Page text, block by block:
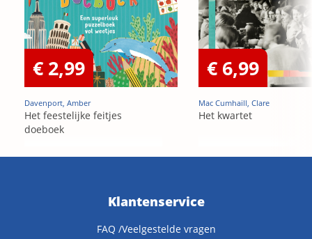
€ 2,99
Davenport, Amber
Het feestelijke feitjes
doeboek
€ 6,99
Mac Cumhaill, Clare
Het kwartet
Klantenservice
FAQ /Veelgestelde vragen